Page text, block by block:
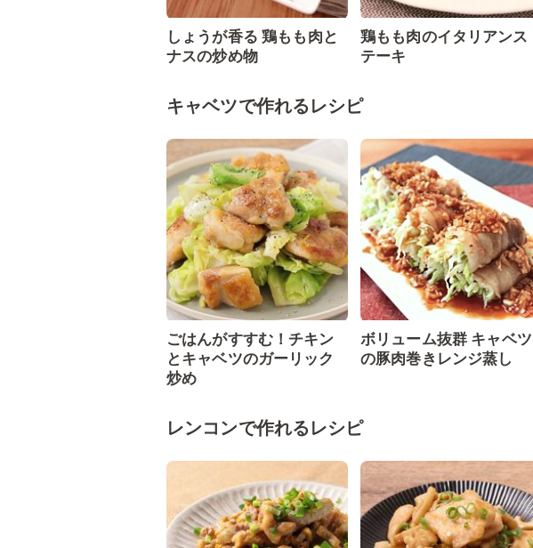
しょうが香る 鶏もも肉と
ナスの炒め物
鶏もも肉のイタリアンス
テーキ
キャベツで作れるレシピ
ごはんがすすむ！チキン
とキャベツのガーリック
炒め
ボリューム抜群 キャベツ
の豚肉巻きレンジ蒸し
レンコンで作れるレシピ